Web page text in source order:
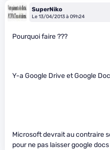
SuperNiko
Le 13/04/2013 à 09h24
Pourquoi faire ???
Y-a Google Drive et Google
Microsoft devrait au contraire
pour ne pas laisser google